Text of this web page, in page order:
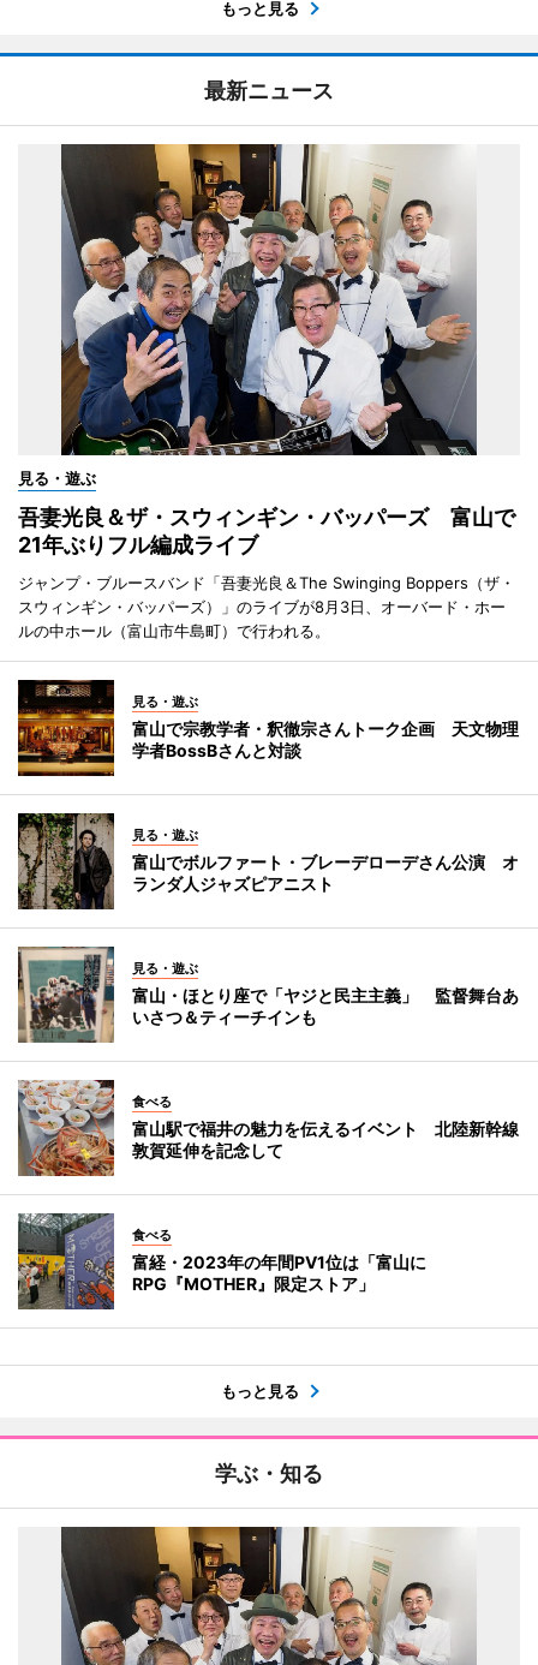
もっと見る
最新ニュース
見る・遊ぶ
吾妻光良＆ザ・スウィンギン・バッパーズ 富山で
21年ぶりフル編成ライブ
ジャンプ・ブルースバンド「吾妻光良＆The Swinging Boppers（ザ・
スウィンギン・バッパーズ）」のライブが8月3日、オーバード・ホー
ルの中ホール（富山市牛島町）で行われる。
見る・遊ぶ
富山で宗教学者・釈徹宗さんトーク企画 天文物理
学者BossBさんと対談
見る・遊ぶ
富山でボルファート・ブレーデローデさん公演 オ
ランダ人ジャズピアニスト
見る・遊ぶ
富山・ほとり座で「ヤジと民主主義」 監督舞台あ
いさつ＆ティーチインも
食べる
富山駅で福井の魅力を伝えるイベント 北陸新幹線
敦賀延伸を記念して
食べる
富経・2023年の年間PV1位は「富山に
RPG『MOTHER』限定ストア」
もっと見る
学ぶ・知る